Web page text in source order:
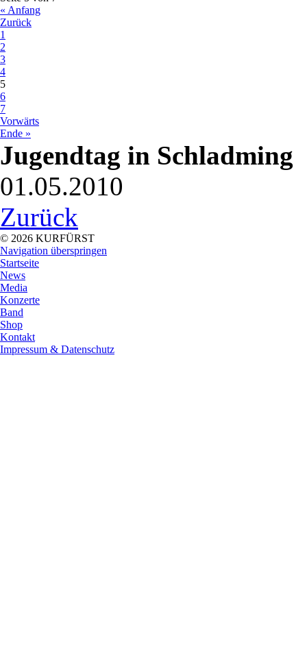
« Anfang
Zurück
1
2
3
4
5
6
7
Vorwärts
Ende »
Jugendtag in Schladming
01.05.2010
Zurück
© 2026 KURFÜRST
Navigation überspringen
Startseite
News
Media
Konzerte
Band
Shop
Kontakt
Impressum & Datenschutz